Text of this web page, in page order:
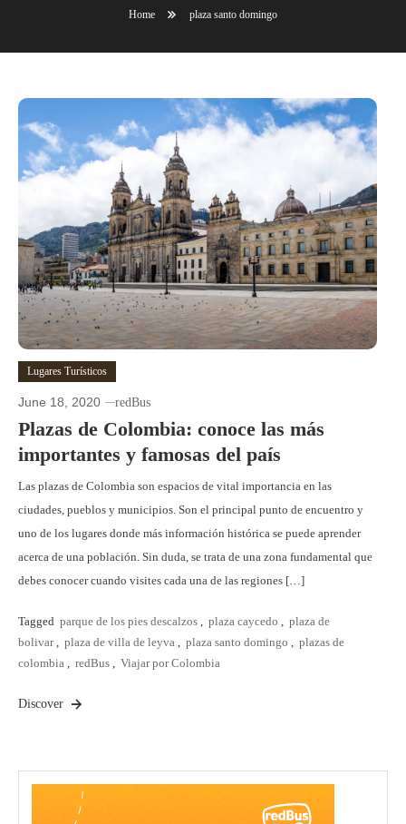
Home plaza santo domingo
Lugares Turísticos
June 18, 2020 redBus
Plazas de Colombia: conoce las más
importantes y famosas del país
Las plazas de Colombia son espacios de vital importancia en las
ciudades, pueblos y municipios. Son el principal punto de encuentro y
uno de los lugares donde más información histórica se puede aprender
acerca de una población. Sin duda, se trata de una zona fundamental que
debes conocer cuando visites cada una de las regiones […]
Tagged parque de los pies descalzos , plaza caycedo , plaza de
bolivar , plaza de villa de leyva , plaza santo domingo , plazas de
colombia , redBus , Viajar por Colombia
Discover